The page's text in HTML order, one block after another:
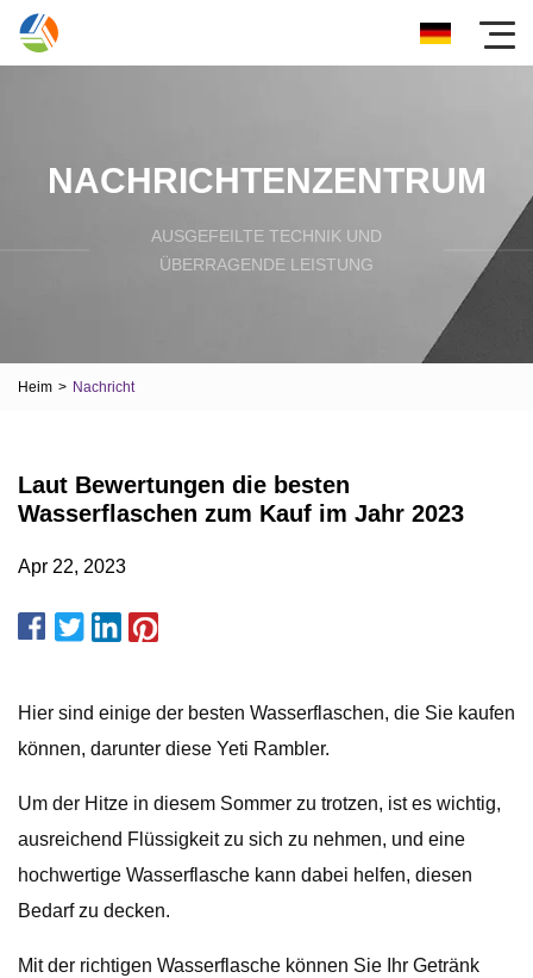
NACHRICHTENZENTRUM
AUSGEFEILTE TECHNIK UND
ÜBERRAGENDE LEISTUNG
Heim > Nachricht
Laut Bewertungen die besten
Wasserflaschen zum Kauf im Jahr 2023
Apr 22, 2023
Hier sind einige der besten Wasserflaschen, die Sie kaufen
können, darunter diese Yeti Rambler.
Um der Hitze in diesem Sommer zu trotzen, ist es wichtig,
ausreichend Flüssigkeit zu sich zu nehmen, und eine
hochwertige Wasserflasche kann dabei helfen, diesen
Bedarf zu decken.
Mit der richtigen Wasserflasche können Sie Ihr Getränk